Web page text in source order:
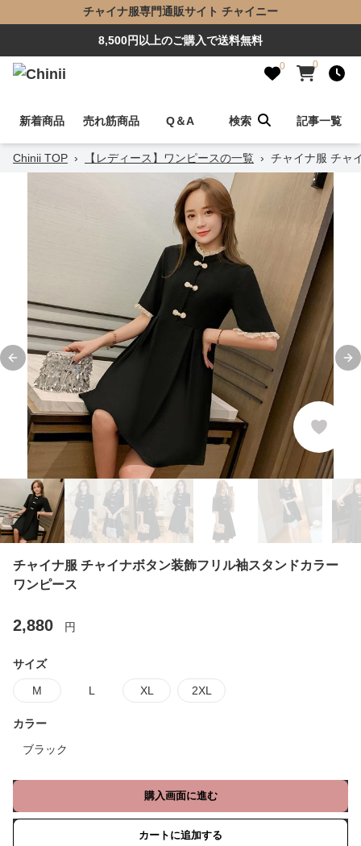
チャイナ服専門通販サイト チャイニー
8,500円以上のご購入で送料無料
0 0
新着商品 売れ筋商品 Q＆A 検索 記事一覧
Chinii TOP › 【レディース】ワンピースの一覧 › チャイナ服 チャ
Previous slide
チャイナ服 チャイナボタン装飾フリル袖スタンドカラー
ワンピース
2,880 円
サイズ
M L XL 2XL
カラー
ブラック
購入画面に進む
カートに追加する